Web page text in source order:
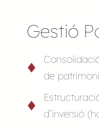
Gestió
de
d’inversió